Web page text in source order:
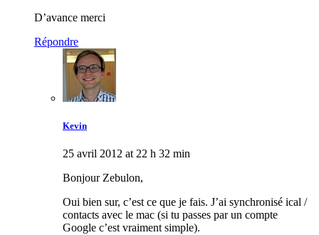
D’avance merci
Répondre
Kevin
25 avril 2012 at 22 h 32 min
Bonjour Zebulon,
Oui bien sur, c’est ce que je fais. J’ai synchronisé ical /
contacts avec le mac (si tu passes par un compte
Google c’est vraiment simple).